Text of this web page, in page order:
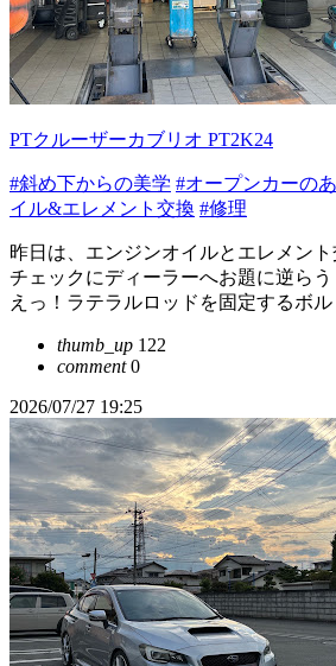
PTクルーザーカブリオ PT2K24
#斜め下からの美学 #オープンカーの
イル&エレメント交換 #修理
昨日は、エンジンオイルとエレメン
チェックにディーラーへお題に逆らう
えっ！ラテラルロッドを固定するボ
thumb_up 122
comment0
2026/07/27 19:25